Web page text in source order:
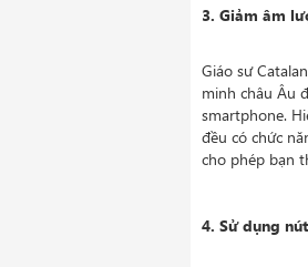
3. Giảm âm
Giáo sư
minh châu Âu
smartphone.
đều có chức
cho phép bạn
4. Sử dụng